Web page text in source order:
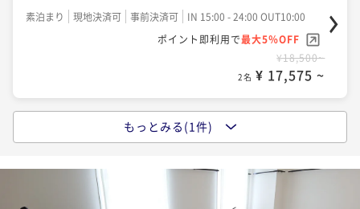
素泊まり 現地決済可 事前決済可
IN 15:00 - 24:00 OUT10:00
ポイント即利用で最大5％OFF
¥18,500~
2名 ¥ 17,575 ~
【お値段重視ならコチラ！】ホテルSUI神田★ベストレ
現地決済可
IN 15:00 - 24:00 OUT10:00
最大5％OFF
もっとみる(1件)